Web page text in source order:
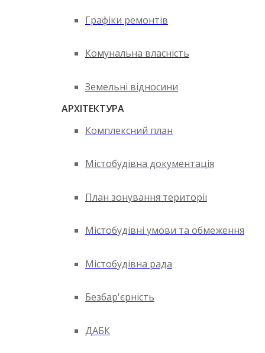
Графіки ремонтів
Комунальна власність
Земельні відносини
АРХІТЕКТУРА
Комплексний план
Містобудівна документація
План зонування території
Містобудівні умови та обмеження
Містобудівна рада
Безбар'єрність
ДАБК